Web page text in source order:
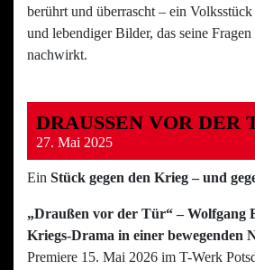
berührt und überrascht – ein
und lebendiger Bilder, das seine
nachwirkt.
DRAUSSEN VOR DER
27. Mai 2025
Ein Stück gegen den Krieg – und
„Draußen vor der Tür“ – Wolfgang
Kriegs-Drama in einer bewegenden
Premiere 15. Mai 2026 im T-Werk